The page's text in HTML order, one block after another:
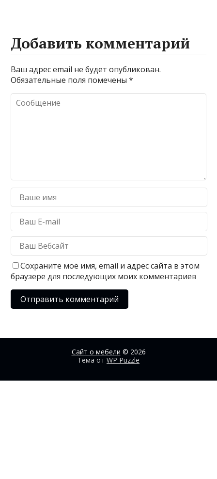
Добавить комментарий
Ваш адрес email не будет опубликован.
Обязательные поля помечены*
Сохраните моё имя, email и адрес сайта в этом
браузере для последующих моих комментариев
Сайт о мебели © 2026
Тема от WP Puzzle